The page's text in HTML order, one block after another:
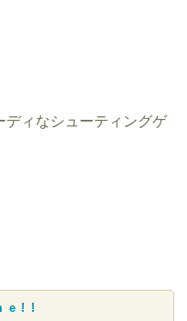
ディなシューティングゲ